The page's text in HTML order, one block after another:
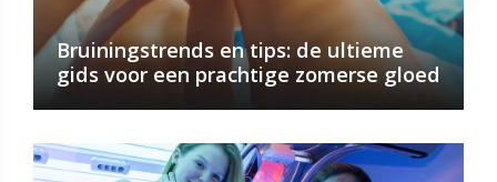
Bruiningstrends en tips: de ultieme
gids voor een prachtige zomerse gloed